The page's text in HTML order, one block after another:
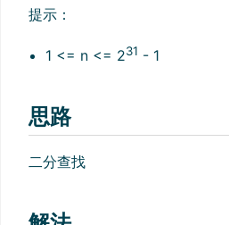
提示：
1 <= n <= 231 - 1
思路
二分查找